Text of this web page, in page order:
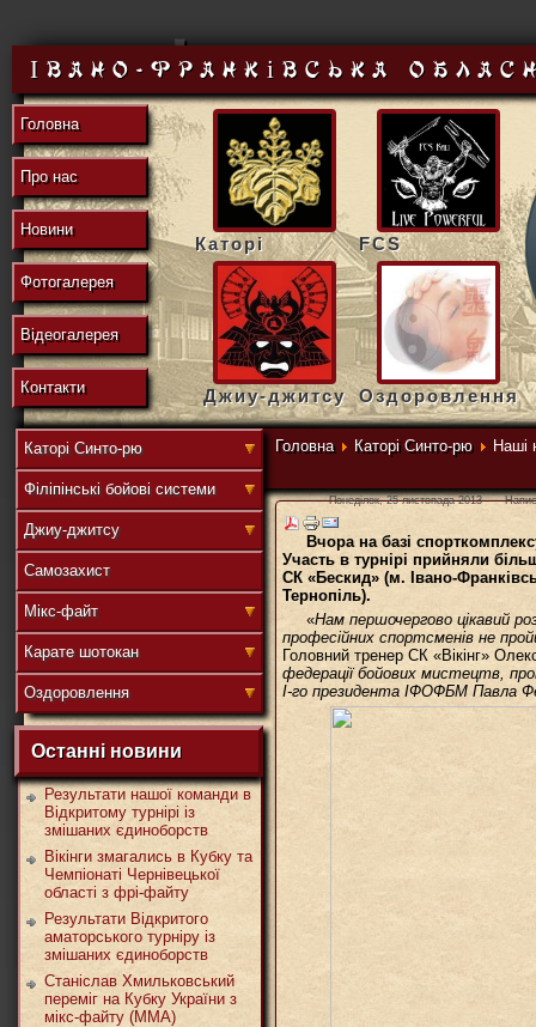
東
の
地
域
連
盟
武
道
Івано-Франківська
Головна
Про нас
Новини
Фотогалерея
Відеогалерея
Контакти
Каторі FCS
Джиу-джитсу Оздоровлення
Головна Каторі Синто-рю Наші
Каторі Синто-рю
Філіпінські бойові системи
Джиу-джитсу
Самозахист
Мікс-файт
Карате шотокан
Оздоровлення
Останні новини
Результати нашої команди в
Відкритому турнірі із
змішаних єдиноборств
Вікінги змагались в Кубку та
Чемпіонаті Чернівецької
області з фрі-файту
Результати Відкритого
аматорського турніру із
змішаних єдиноборств
Станіслав Хмильковський
переміг на Кубку України з
мікс-файту (ММА)
Понеділок, 25 листопада 2013
Вчора на базі
Участь в турнірі прийняли
СК «Бескид» (м. Івано-
Тернопіль).
«Нам першочергово цікавий
професійних спортсменів не
Головний тренер СК «Вікінг»
федерації бойових мистецтв,
І-го президента ІФОФБМ Павла